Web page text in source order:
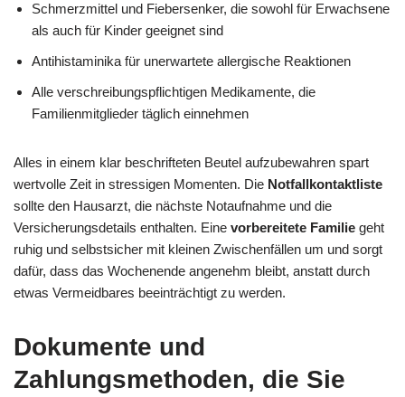
Schmerzmittel und Fiebersenker, die sowohl für Erwachsene
als auch für Kinder geeignet sind
Antihistaminika für unerwartete allergische Reaktionen
Alle verschreibungspflichtigen Medikamente, die
Familienmitglieder täglich einnehmen
Alles in einem klar beschrifteten Beutel aufzubewahren spart
wertvolle Zeit in stressigen Momenten. Die Notfallkontaktliste
sollte den Hausarzt, die nächste Notaufnahme und die
Versicherungsdetails enthalten. Eine vorbereitete Familie geht
ruhig und selbstsicher mit kleinen Zwischenfällen um und sorgt
dafür, dass das Wochenende angenehm bleibt, anstatt durch
etwas Vermeidbares beeinträchtigt zu werden.
Dokumente und
Zahlungsmethoden, die Sie